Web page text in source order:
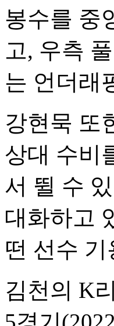
봉수를 중
고, 우측
는 언더래
강현묵 또
상대 수비
서 뛸 수
대화하고
떤 선수
김천의 K